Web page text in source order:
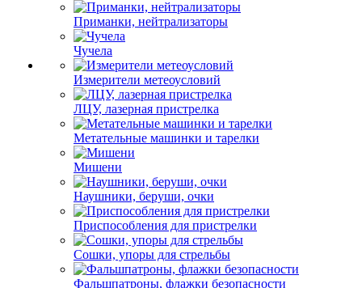
Приманки, нейтрализаторы
Чучела
Измерители метеоусловий
ЛЦУ, лазерная пристрелка
Метательные машинки и тарелки
Мишени
Наушники, беруши, очки
Приспособления для пристрелки
Сошки, упоры для стрельбы
Фальшпатроны, флажки безопасности